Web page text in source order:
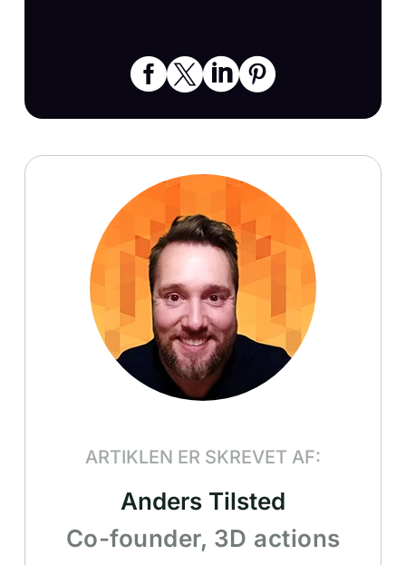
ARTIKLEN ER SKREVET AF:
Anders Tilsted
Co-founder, 3D actions